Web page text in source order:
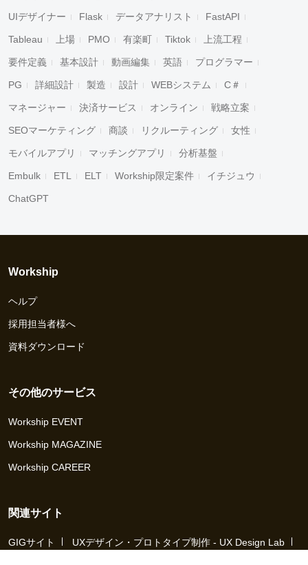
UIデザイナー Flask データアナリスト FastAPI
Tableau 上場 PMO 有楽町 Tiktok 上流工程
要件定義 基本設計 動画編集 英語 プログラマー
PG 詳細設計 製造 設計 WEBシステム C＃
マネージャー 決済サービス オンライン 戦略立案
SEOマーケティング 商談 リクルーティング 女性
モバイルアプリ マッチングアプリ 分析基盤
Embulk ETL ELT Workship限定案件 イチジュウ
ChatGPT
Workship
ヘルプ
採用担当者様へ
資料ダウンロード
その他のサービス
Workship EVENT
Workship MAGAZINE
Workship CAREER
関連サイト
GIGサイト
UXデザイン・プロトタイプ制作 - UX Design Lab